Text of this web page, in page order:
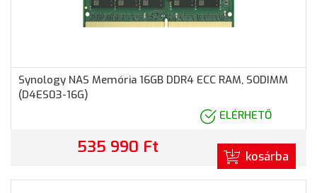
Synology NAS Memória 16GB DDR4 ECC RAM, SODIMM
(D4ES03-16G)
ELÉRHETŐ
535 990 Ft kosárba